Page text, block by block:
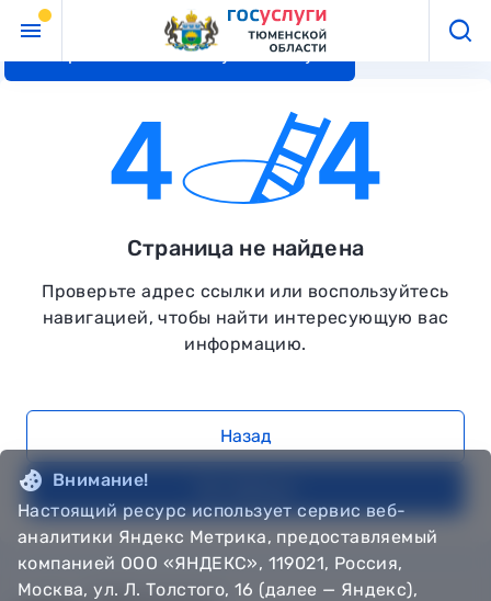
Перейти к основному контенту
Страница не найдена
Проверьте адрес ссылки или воспользуйтесь
навигацией, чтобы найти интересующую вас
информацию.
Назад
Внимание!
Настоящий ресурс использует сервис веб-
аналитики Яндекс Метрика, предоставляемый
компанией ООО «ЯНДЕКС», 119021, Россия,
Москва, ул. Л. Толстого, 16 (далее — Яндекс),